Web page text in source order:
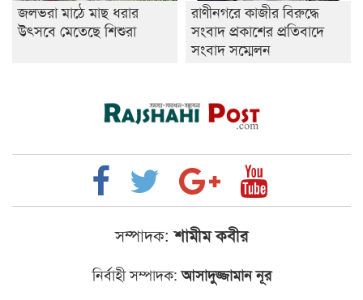
জলভরা মাঠে মাছ ধরার
উৎসবে মেতেছে শিশুরা
রাণীনগরে কাজীর বিরুদ্ধে
সংবাদ প্রকাশের প্রতিবাদে
সংবাদ সম্মেলন
সম্পাদক: শামীম কবীর
নির্বাহী সম্পাদক:আসাদুজ্জামান নূর